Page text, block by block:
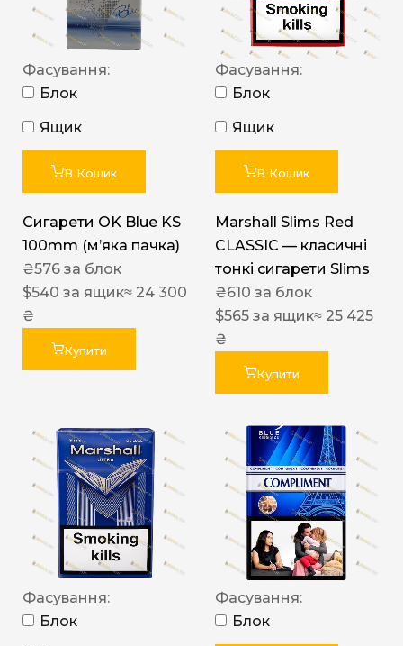
Фасування:
Блок
Ящик
В Кошик
Сигарети OK Blue KS
100mm (м’яка пачка)
₴576 за блок
$540 за ящик≈ 24 300
₴
Купити
Фасування:
Блок
Ящик
В Кошик
Marshall Slims Red
CLASSIC — класичні
тонкі сигарети Slims
₴610 за блок
$565 за ящик≈ 25 425
₴
Купити
Фасування:
Блок
Фасування:
Блок